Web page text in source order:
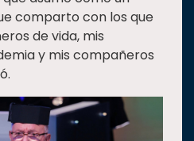
comparto con los que
de vida, mis
y mis compañeros